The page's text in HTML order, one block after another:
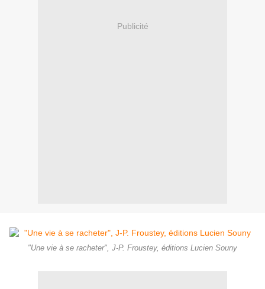
Publicité
"Une vie à se racheter", J-P. Froustey, éditions Lucien Souny